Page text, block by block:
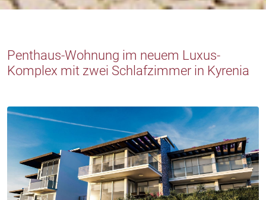
Penthaus-Wohnung im neuem Luxus-
Komplex mit zwei Schlafzimmer in Kyrenia